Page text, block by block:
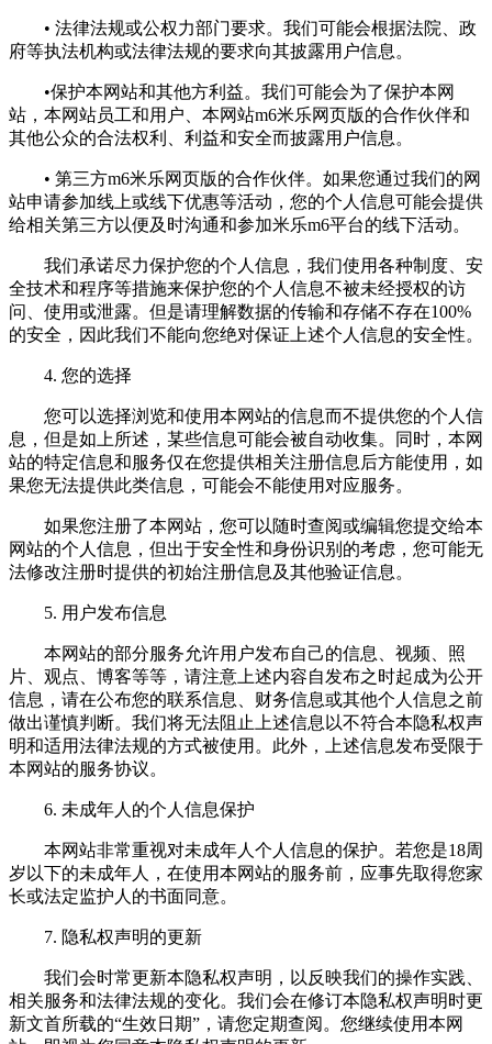
• 法律法规或公权力部门要求。我们可能会根据法院、政
府等执法机构或法律法规的要求向其披露用户信息。
•保护本网站和其他方利益。我们可能会为了保护本网
站，本网站员工和用户、本网站m6米乐网页版的合作伙伴和
其他公众的合法权利、利益和安全而披露用户信息。
• 第三方m6米乐网页版的合作伙伴。如果您通过我们的网
站申请参加线上或线下优惠等活动，您的个人信息可能会提供
给相关第三方以便及时沟通和参加米乐m6平台的线下活动。
我们承诺尽力保护您的个人信息，我们使用各种制度、安
全技术和程序等措施来保护您的个人信息不被未经授权的访
问、使用或泄露。但是请理解数据的传输和存储不存在100%
的安全，因此我们不能向您绝对保证上述个人信息的安全性。
4. 您的选择
您可以选择浏览和使用本网站的信息而不提供您的个人信
息，但是如上所述，某些信息可能会被自动收集。同时，本网
站的特定信息和服务仅在您提供相关注册信息后方能使用，如
果您无法提供此类信息，可能会不能使用对应服务。
如果您注册了本网站，您可以随时查阅或编辑您提交给本
网站的个人信息，但出于安全性和身份识别的考虑，您可能无
法修改注册时提供的初始注册信息及其他验证信息。
5. 用户发布信息
本网站的部分服务允许用户发布自己的信息、视频、照
片、观点、博客等等，请注意上述内容自发布之时起成为公开
信息，请在公布您的联系信息、财务信息或其他个人信息之前
做出谨慎判断。我们将无法阻止上述信息以不符合本隐私权声
明和适用法律法规的方式被使用。此外，上述信息发布受限于
本网站的服务协议。
6. 未成年人的个人信息保护
本网站非常重视对未成年人个人信息的保护。若您是18周
岁以下的未成年人，在使用本网站的服务前，应事先取得您家
长或法定监护人的书面同意。
7. 隐私权声明的更新
我们会时常更新本隐私权声明，以反映我们的操作实践、
相关服务和法律法规的变化。我们会在修订本隐私权声明时更
新文首所载的“生效日期”，请您定期查阅。您继续使用本网